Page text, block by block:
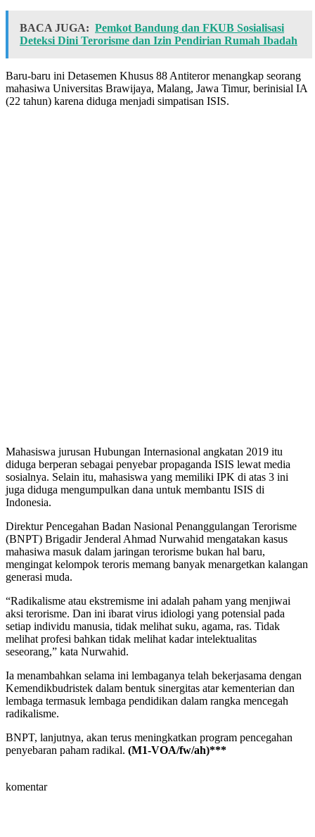
BACA JUGA: Pemkot Bandung dan FKUB Sosialisasi
Deteksi Dini Terorisme dan Izin Pendirian Rumah Ibadah
Baru-baru ini Detasemen Khusus 88 Antiteror menangkap seorang
mahasiwa Universitas Brawijaya, Malang, Jawa Timur, berinisial IA
(22 tahun) karena diduga menjadi simpatisan ISIS.
Mahasiswa jurusan Hubungan Internasional angkatan 2019 itu
diduga berperan sebagai penyebar propaganda ISIS lewat media
sosialnya. Selain itu, mahasiswa yang memiliki IPK di atas 3 ini
juga diduga mengumpulkan dana untuk membantu ISIS di
Indonesia.
Direktur Pencegahan Badan Nasional Penanggulangan Terorisme
(BNPT) Brigadir Jenderal Ahmad Nurwahid mengatakan kasus
mahasiwa masuk dalam jaringan terorisme bukan hal baru,
mengingat kelompok teroris memang banyak menargetkan kalangan
generasi muda.
“Radikalisme atau ekstremisme ini adalah paham yang menjiwai
aksi terorisme. Dan ini ibarat virus idiologi yang potensial pada
setiap individu manusia, tidak melihat suku, agama, ras. Tidak
melihat profesi bahkan tidak melihat kadar intelektualitas
seseorang,” kata Nurwahid.
Ia menambahkan selama ini lembaganya telah bekerjasama dengan
Kemendikbudristek dalam bentuk sinergitas atar kementerian dan
lembaga termasuk lembaga pendidikan dalam rangka mencegah
radikalisme.
BNPT, lanjutnya, akan terus meningkatkan program pencegahan
penyebaran paham radikal. (M1-VOA/fw/ah)***
komentar